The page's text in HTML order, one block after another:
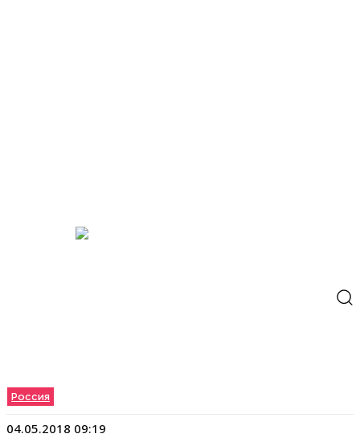
Россия
04.05.2018 09:19